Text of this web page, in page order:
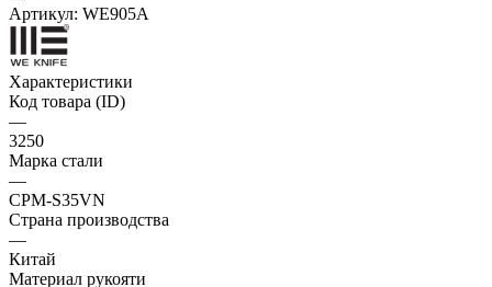
Артикул: WE905A
Характеристики
Код товара (ID)
—
3250
Марка стали
—
CPM-S35VN
Страна производства
—
Китай
Материал рукояти